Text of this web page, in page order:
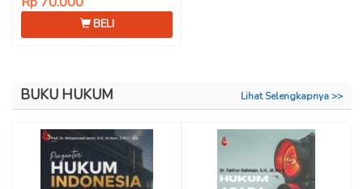
BELI
BUKU HUKUM Lihat Selengkapnya >>